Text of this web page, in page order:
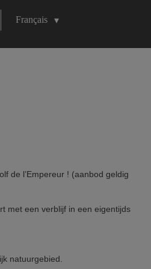
Français
de l’Empereur ! (aanbod geldig
met een verblijf in een eigentijds
natuurgebied.